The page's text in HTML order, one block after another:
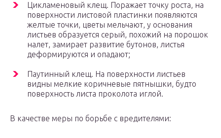
Цикламеновый клещ. Поражает точку роста, на
поверхности листовой пластинки появляются
желтые точки, цветы мельчают, у основания
листьев образуется серый, похожий на порошок
налет, замирает развитие бутонов, листья
деформируются и опадают;
Паутинный клещ. На поверхности листьев
видны мелкие коричневые пятнышки, будто
поверхность листа проколота иглой.
В качестве меры по борьбе с вредителями: